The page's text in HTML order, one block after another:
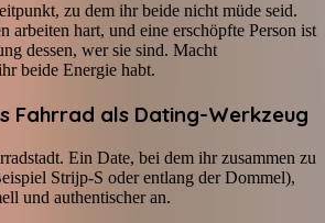
zu dem ihr beide nicht müde seid.
arbeiten hart, und eine erschöpfte Person ist
dessen, wer sie sind. Macht
beide Energie habt.
Fahrrad als Dating-Werkzeug
Ein Date, bei dem ihr zusammen zu
Strijp-S oder entlang der Dommel),
und authentischer an.